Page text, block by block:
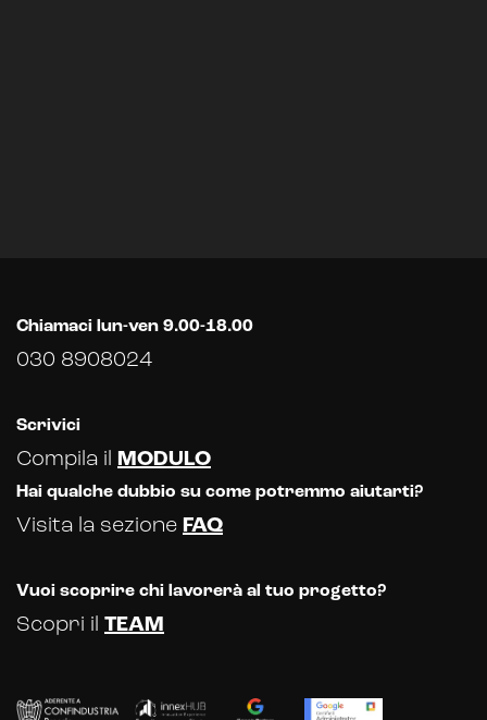
Chiamaci lun-ven 9.00-18.00
030 8908024
Scrivici
Compila il MODULO
Hai qualche dubbio su come potremmo aiutarti?
Visita la sezione FAQ
Vuoi scoprire chi lavorerà al tuo progetto?
Scopri il TEAM